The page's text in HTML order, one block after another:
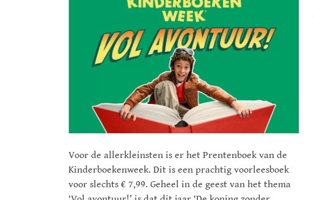
Voor de allerkleinsten is er het Prentenboek van de
Kinderboekenweek. Dit is een prachtig voorleesboek
voor slechts € 7,99. Geheel in de geest van het thema